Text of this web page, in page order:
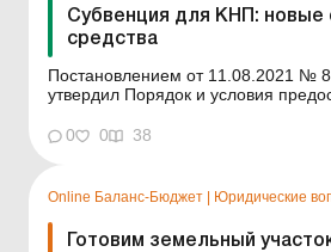
Субвенция для КНП: новые
средства
Постановлением от 11.08.2021 №
утвердил Порядок и условия
бюджетам на развитие
в том числе на приобретение
предусмотрено перечислять ...
0 0 38
Online Баланс-Бюджет Юридические
Готовим земельный